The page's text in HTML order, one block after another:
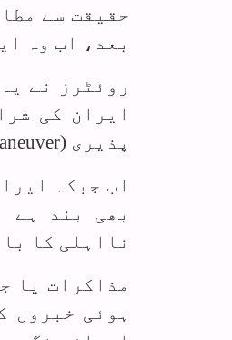
حقیقت سے
بعد، اب وہ
روئٹرز نے
ایران کی
پذیری (
اب جبکہ
بھی بند ہے
نااہلی کا
مذاکرات یا
ہوئی خبروں